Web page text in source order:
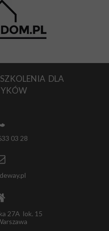
27A lok. 15
03 28
DLA